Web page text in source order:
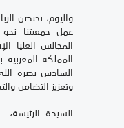
واليوم، تحتضن
عمل جمعيتنا
المجالس العليا
المملكة
السادس نصره
وتعزيز التضامن
السيدة الرئيسة،